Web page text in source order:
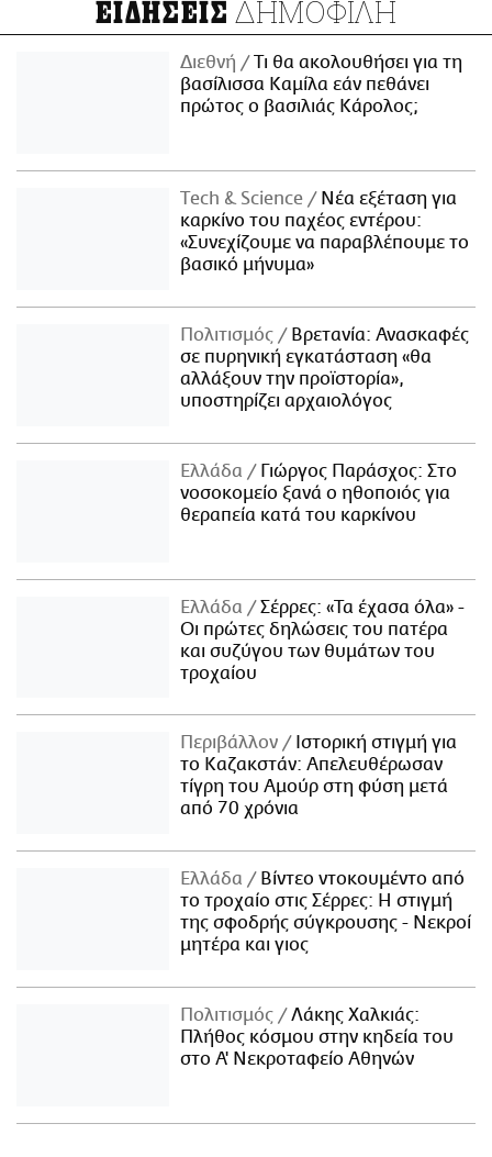
ΕΙΔΗΣΕΙΣ ΔΗΜΟΦΙΛΗ
Διεθνή
Τι θα ακολουθήσει για τη
βασίλισσα Καμίλα εάν πεθάνει
πρώτος ο βασιλιάς Κάρολος;
Τech & Science
Νέα εξέταση για
καρκίνο του παχέος εντέρου:
«Συνεχίζουμε να παραβλέπουμε το
βασικό μήνυμα»
Πολιτισμός
Βρετανία: Ανασκαφές
σε πυρηνική εγκατάσταση «θα
αλλάξουν την προϊστορία»,
υποστηρίζει αρχαιολόγος
Ελλάδα
Γιώργος Παράσχος: Στο
νοσοκομείο ξανά ο ηθοποιός για
θεραπεία κατά του καρκίνου
Ελλάδα
Σέρρες: «Τα έχασα όλα» -
Οι πρώτες δηλώσεις του πατέρα
και συζύγου των θυμάτων του
τροχαίου
Περιβάλλον
Ιστορική στιγμή για
το Καζακστάν: Απελευθέρωσαν
τίγρη του Αμούρ στη φύση μετά
από 70 χρόνια
Ελλάδα
Βίντεο ντοκουμέντο από
το τροχαίο στις Σέρρες: Η στιγμή
της σφοδρής σύγκρουσης - Νεκροί
μητέρα και γιος
Πολιτισμός
Λάκης Χαλκιάς:
Πλήθος κόσμου στην κηδεία του
στο Α' Νεκροταφείο Αθηνών